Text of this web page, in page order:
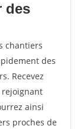
des
chantiers
des
Recevez
rejoignant
ainsi
proches de